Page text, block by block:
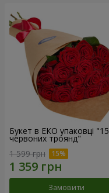
Букет в ЕКО упаковці "15
червоних троянд"
1 599 грн
Замовити